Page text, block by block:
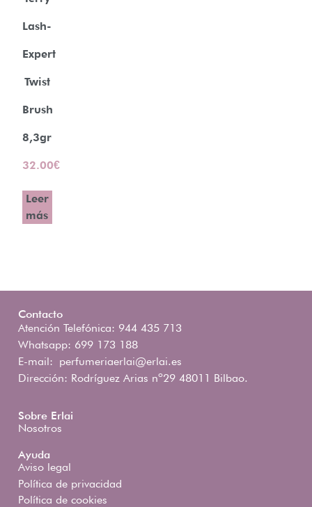
Lash-
Expert
Twist
Brush
8,3gr
32.00€
Leer
más
Contacto
Atención Telefónica: 944 435 713
Whatsapp: 699 173 188
E-mail: perfumeriaerlai@erlai.es
Dirección: Rodríguez Arias nº29 48011 Bilbao.
Sobre Erlai
Nosotros
Ayuda
Aviso legal
Política de privacidad
Política de cookies